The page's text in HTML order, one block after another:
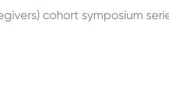
cohort symposium